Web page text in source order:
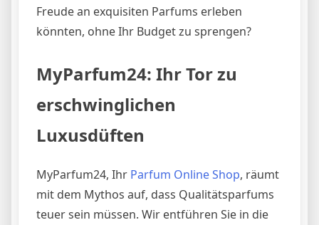
Freude an exquisiten Parfums erleben
könnten, ohne Ihr Budget zu sprengen?
MyParfum24: Ihr Tor zu
erschwinglichen
Luxusdüften
MyParfum24, Ihr Parfum Online Shop, räumt
mit dem Mythos auf, dass Qualitätsparfums
teuer sein müssen. Wir entführen Sie in die